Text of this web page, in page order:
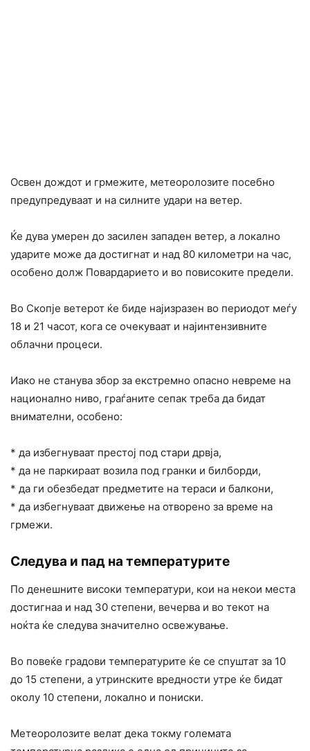
Освен дождот и грмежите, метеоролозите посебно
предупредуваат и на силните удари на ветер.
Ќе дува умерен до засилен западен ветер, а локално
ударите може да достигнат и над 80 километри на час,
особено долж Повардарието и во повисоките предели.
Во Скопје ветерот ќе биде најизразен во периодот меѓу
18 и 21 часот, кога се очекуваат и најинтензивните
облачни процеси.
Иако не станува збор за екстремно опасно невреме на
национално ниво, граѓаните сепак треба да бидат
внимателни, особено:
* да избегнуваат престој под стари дрвја,
* да не паркираат возила под гранки и билборди,
* да ги обезбедат предметите на тераси и балкони,
* да избегнуваат движење на отворено за време на
грмежи.
Следува и пад на температурите
По денешните високи температури, кои на некои места
достигнаа и над 30 степени, вечерва и во текот на
ноќта ќе следува значително освежување.
Во повеќе градови температурите ќе се спуштат за 10
до 15 степени, а утринските вредности утре ќе бидат
околу 10 степени, локално и пониски.
Метеоролозите велат дека токму големата